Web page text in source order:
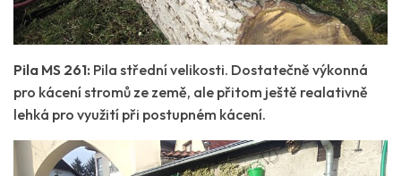
Pila MS 261: Pila střední velikosti. Dostatečně výkonná
pro kácení stromů ze země, ale přitom ještě realativně
lehká pro využití při postupném kácení.